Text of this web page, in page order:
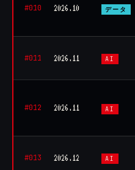
#010 2026.10 データ
#011 2026.11 AI
#012 2026.11 AI
#013 2026.12 AI